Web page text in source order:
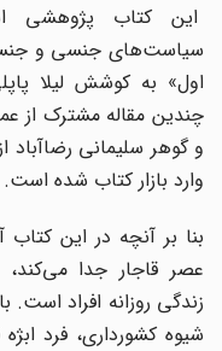
این کتاب پژوهشی
سیاست‌های جنسی و
اول» به کوشش لیلا
چندین مقاله مشترک از
و گوهر سلیمانی رضاآباد
وارد بازار کتاب شده است.
بنا بر آنچه در این کتاب
عصر قاجار جدا می‌کند،
زندگی روزانه افراد است.
شیوه کشورداری، فرد